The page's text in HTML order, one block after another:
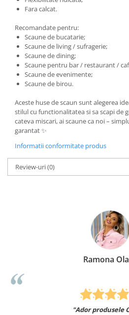
Fara calcat.
Recomandate pentru:
Scaune de bucatarie;
Scaune de living / sufragerie;
Scaune de dining;
Scaune pentru bar / restaurant /
Scaune de evenimente;
Scaune de birou.
Aceste huse de scaun sunt alegerea
stilul cu functionalitatea si sa scapi de
cateva miscari, ai scaune ca noi –
garantat ✨
Informatii conformitate produs
Review-uri(0)
Ramona
"Ador produsele